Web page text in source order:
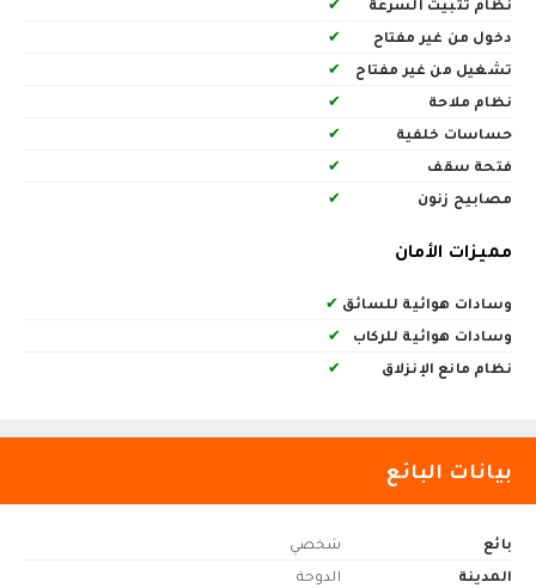
نظام تثبيت السرعة
✔
دخول من غير مفتاح
✔
تشغيل من غير مفتاح
✔
نظام ملاحة
✔
حساسات خلفية
✔
فتحة سقف
✔
مصابيح زنون
✔
مميزات الأمان
وسادات هوائية للسائق ✔
وسادات هوائية للركاب
✔
نظام مانع الإنزلاق
✔
بيانات البائع
بائع
شخصي
المدينة
الدوحة